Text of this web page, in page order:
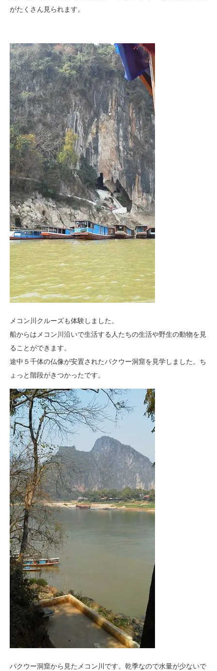
がたくさん見られます。
メコン川クルーズも体験しました。
船からはメコン川沿いで生活する人たちの生活や野生の動物を見
ることができます。
途中５千体の仏像が安置されたパクウー洞窟を見学しました。 ち
ょっと階段がきつかったです。
パクウー洞窟から見たメコン川です。 乾季なので水量が少ないで